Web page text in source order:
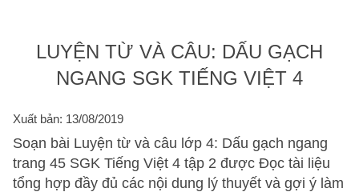
LUYỆN TỪ VÀ CÂU: DẤU GẠCH
NGANG SGK TIẾNG VIỆT 4
Xuất bản: 13/08/2019
Soạn bài Luyện từ và câu lớp 4: Dấu gạch ngang
trang 45 SGK Tiếng Việt 4 tập 2 được Đọc tài liệu
tổng hợp đầy đủ các nội dung lý thuyết và gợi ý làm